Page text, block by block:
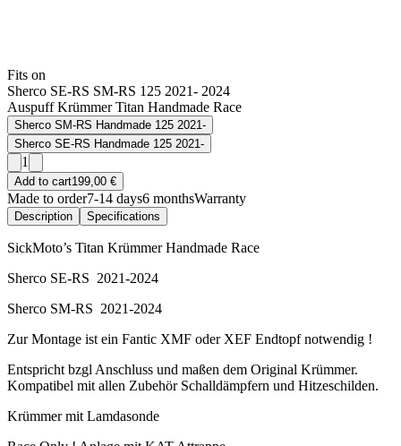
Fits on
Sherco SE-RS SM-RS 125 2021- 2024
Auspuff Krümmer Titan Handmade Race
Sherco SM-RS Handmade 125 2021-
Sherco SE-RS Handmade 125 2021-
1
Add to cart199,00 €
Made to order7-14 days6 monthsWarranty
Description Specifications
SickMoto’s Titan Krümmer Handmade Race
Sherco SE-RS 2021-2024
Sherco SM-RS 2021-2024
Zur Montage ist ein Fantic XMF oder XEF Endtopf notwendig !
Entspricht bzgl Anschluss und maßen dem Original Krümmer.
Kompatibel mit allen Zubehör Schalldämpfern und Hitzeschilden.
Krümmer mit Lamdasonde